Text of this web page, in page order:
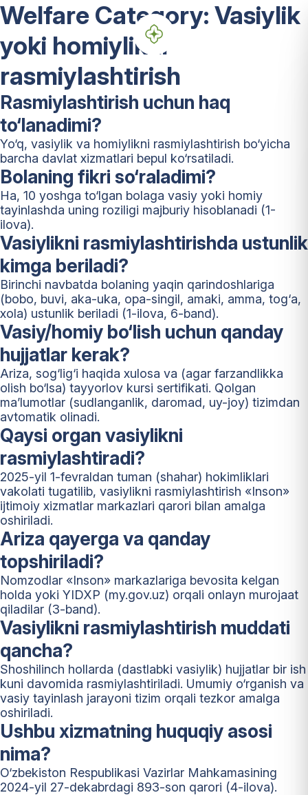
Welfare Category: Vasiylik
yoki homiylikni
rasmiylashtirish
Rasmiylashtirish uchun haq
to‘lanadimi?
Yo‘q, vasiylik va homiylikni rasmiylashtirish bo‘yicha
barcha davlat xizmatlari bepul ko‘rsatiladi.
Bolaning fikri so‘raladimi?
Ha, 10 yoshga to‘lgan bolaga vasiy yoki homiy
tayinlashda uning roziligi majburiy hisoblanadi (1-
ilova).
Vasiylikni rasmiylashtirishda ustunlik
kimga beriladi?
Birinchi navbatda bolaning yaqin qarindoshlariga
(bobo, buvi, aka-uka, opa-singil, amaki, amma, tog‘a,
xola) ustunlik beriladi (1-ilova, 6-band).
Vasiy/homiy bo‘lish uchun qanday
hujjatlar kerak?
Ariza, sog‘lig‘i haqida xulosa va (agar farzandlikka
olish bo‘lsa) tayyorlov kursi sertifikati. Qolgan
ma’lumotlar (sudlanganlik, daromad, uy-joy) tizimdan
avtomatik olinadi.
Qaysi organ vasiylikni
rasmiylashtiradi?
2025-yil 1-fevraldan tuman (shahar) hokimliklari
vakolati tugatilib, vasiylikni rasmiylashtirish «Inson»
ijtimoiy xizmatlar markazlari qarori bilan amalga
oshiriladi.
Ariza qayerga va qanday
topshiriladi?
Nomzodlar «Inson» markazlariga bevosita kelgan
holda yoki YIDXP (my.gov.uz) orqali onlayn murojaat
qiladilar (3-band).
Vasiylikni rasmiylashtirish muddati
qancha?
Shoshilinch hollarda (dastlabki vasiylik) hujjatlar bir ish
kuni davomida rasmiylashtiriladi. Umumiy o‘rganish va
vasiy tayinlash jarayoni tizim orqali tezkor amalga
oshiriladi.
Ushbu xizmatning huquqiy asosi
nima?
O‘zbekiston Respublikasi Vazirlar Mahkamasining
2024-yil 27-dekabrdagi 893-son qarori (4-ilova).